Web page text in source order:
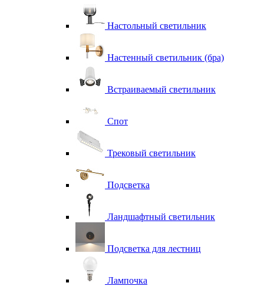
Настольный светильник
Настенный светильник (бра)
Встраиваемый светильник
Спот
Трековый светильник
Подсветка
Ландшафтный светильник
Подсветка для лестниц
Лампочка